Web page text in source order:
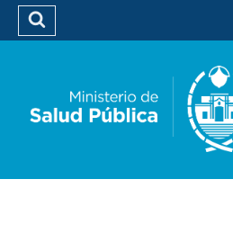
Biblioteca
Buscar